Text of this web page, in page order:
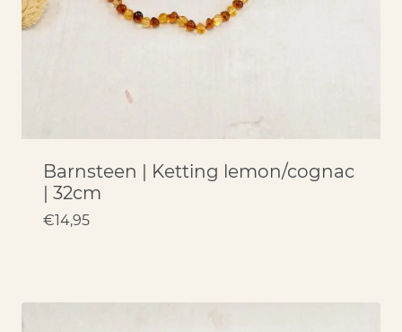
Barnsteen | Ketting lemon/cognac
| 32cm
€14,95